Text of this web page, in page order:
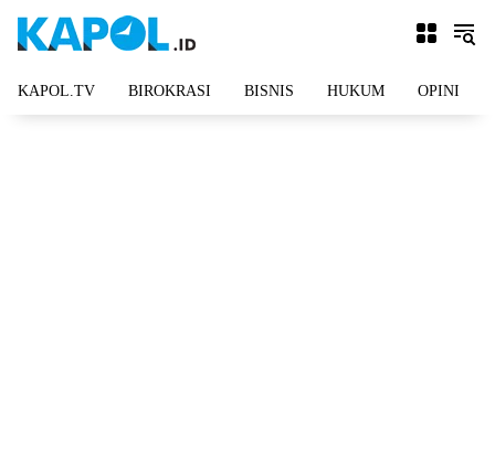
KAPOL.TV BIROKRASI BISNIS HUKUM OPINI